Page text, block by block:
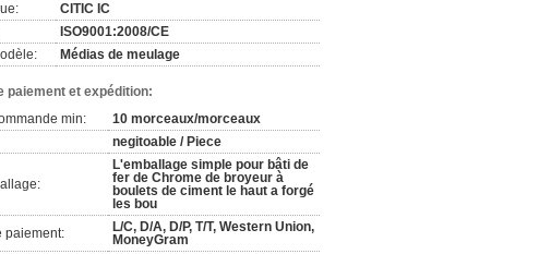
CITIC IC
ISO9001:2008/CE
Médias de meulage
paiement et expédition:
min:
10 morceaux/morceaux
negitoable / Piece
L'emballage simple pour bâti de
fer de Chrome de broyeur à
boulets de ciment le haut a forgé
les bou
paiement:
L/C, D/A, D/P, T/T, Western Union,
MoneyGram